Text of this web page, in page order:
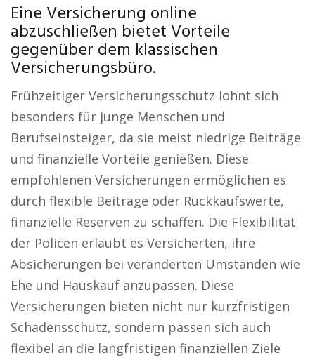
Eine Versicherung online
abzuschließen bietet Vorteile
gegenüber dem klassischen
Versicherungsbüro.
Frühzeitiger Versicherungsschutz lohnt sich
besonders für junge Menschen und
Berufseinsteiger, da sie meist niedrige Beiträge
und finanzielle Vorteile genießen. Diese
empfohlenen Versicherungen ermöglichen es
durch flexible Beiträge oder Rückkaufswerte,
finanzielle Reserven zu schaffen. Die Flexibilität
der Policen erlaubt es Versicherten, ihre
Absicherungen bei veränderten Umständen wie
Ehe und Hauskauf anzupassen. Diese
Versicherungen bieten nicht nur kurzfristigen
Schadensschutz, sondern passen sich auch
flexibel an die langfristigen finanziellen Ziele